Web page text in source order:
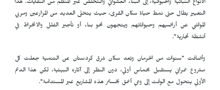
الأنواع النباتية والحيوانية، إلى البناء العشوائي والتخلص غير المنظم من النفايات. هذا
التغيير يطال حتى نمط حياة سكان القرى، حيث يتخلى العديد من المزارعين ومربي
المواشي عن أراضيهم وحيواناتهم ويتجهون نحو بناء أو تأجير الفلل والانخراط في
أنشطة تجارية".
وأضافت "سنوات من الحرمان وبُعد سكان شرق كردستان عن التنمية جعلت كل
مشروع عمراني يستقبل بحماس أولي، دون النظر إلى آثاره البيئية، لكن هذا الدعم
الأولي يتحول مع الوقت إلى وعي أعمق بخسائر هذه المشاريع غير المستدامة".